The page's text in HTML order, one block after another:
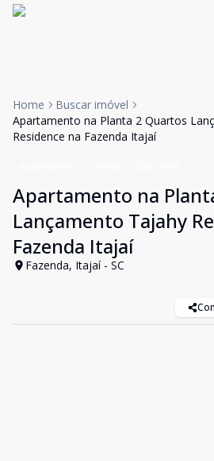
Home
Buscar imóvel
Apartamento na Planta 2 Quartos
Residence na Fazenda Itajaí
Apartamento na
Lançamento Tajahy
Fazenda Itajaí
Fazenda, Itajaí - SC